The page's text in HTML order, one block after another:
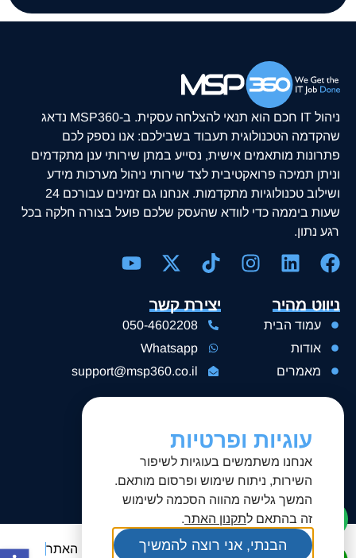
ניהול IT חכם הוא תנאי להצלחה עסקית. ב-MSP360 נדאג
שהקדמה הטכנולוגית תעבוד בשבילכם: אנו נספק לכם
פתרונות מותאמים אישית, נסייע במתן שירותי ענן מתקדמים
וניתן תמיכה פרואקטיבית לצד שירותי ניהול מערכות מידע
ושילוב טכנולוגיות מתקדמות. אנחנו גם זמינים עבורכם 24
שעות ביממה כדי לוודא שהעסק שלכם פועל בצורה חלקה בכל
רגע נתון.
ניווט מהיר
עמוד הבית
אודות
מאמרים
השירותים שלנו
פתרונות ענן
ייעוץ ותמיכה עסקית
יצירת קשר
050-4602208
Whatsapp
support@msp360.co.il
כל הזכויות שמורות © הצהרת נגישות תקנון האתר הבנתי, אני רוצה להמשיך
עוגיות ופרטיות
אנחנו משתמשים בעוגיות לשיפור
השירות, ניתוח שימוש ופרסום מותאם.
המשך גלישה מהווה הסכמה לשימוש
זה בהתאם לתקנון האתר.